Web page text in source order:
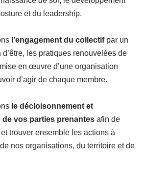
et du leadership.
l’engagement du collectif par un
les pratiques renouvelées de
en œuvre d’une organisation
d’agir de chaque membre.
le décloisonnement et
de vos parties prenantes afin de
trouver ensemble les actions à
nos organisations, du territoire et de